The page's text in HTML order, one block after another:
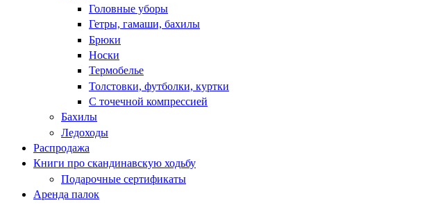
Головные уборы
Гетры, гамаши, бахилы
Брюки
Носки
Термобелье
Толстовки, футболки, куртки
С точечной компрессией
Бахилы
Ледоходы
Распродажа
Книги про скандинавскую ходьбу
Подарочные сертификаты
Аренда палок